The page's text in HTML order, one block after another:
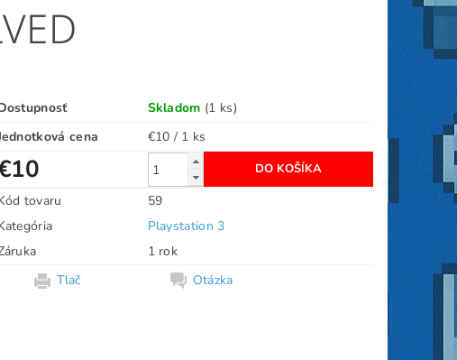
Skladom (1 ks)
cena
€10 / 1 ks
tovaru
59
Playstation 3
1 rok
Tlač
Otázka